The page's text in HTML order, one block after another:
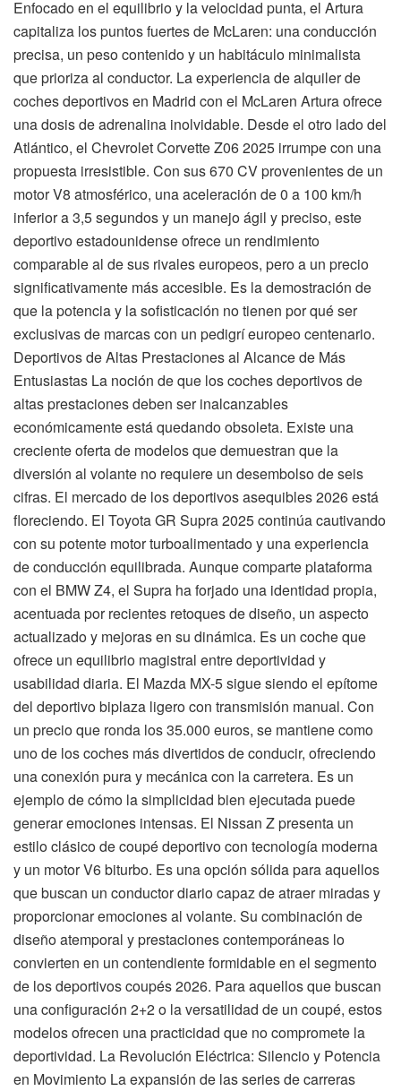
Enfocado en el equilibrio y la velocidad punta, el Artura
capitaliza los puntos fuertes de McLaren: una conducción
precisa, un peso contenido y un habitáculo minimalista
que prioriza al conductor. La experiencia de alquiler de
coches deportivos en Madrid con el McLaren Artura ofrece
una dosis de adrenalina inolvidable. Desde el otro lado del
Atlántico, el Chevrolet Corvette Z06 2025 irrumpe con una
propuesta irresistible. Con sus 670 CV provenientes de un
motor V8 atmosférico, una aceleración de 0 a 100 km/h
inferior a 3,5 segundos y un manejo ágil y preciso, este
deportivo estadounidense ofrece un rendimiento
comparable al de sus rivales europeos, pero a un precio
significativamente más accesible. Es la demostración de
que la potencia y la sofisticación no tienen por qué ser
exclusivas de marcas con un pedigrí europeo centenario.
Deportivos de Altas Prestaciones al Alcance de Más
Entusiastas La noción de que los coches deportivos de
altas prestaciones deben ser inalcanzables
económicamente está quedando obsoleta. Existe una
creciente oferta de modelos que demuestran que la
diversión al volante no requiere un desembolso de seis
cifras. El mercado de los deportivos asequibles 2026 está
floreciendo. El Toyota GR Supra 2025 continúa cautivando
con su potente motor turboalimentado y una experiencia
de conducción equilibrada. Aunque comparte plataforma
con el BMW Z4, el Supra ha forjado una identidad propia,
acentuada por recientes retoques de diseño, un aspecto
actualizado y mejoras en su dinámica. Es un coche que
ofrece un equilibrio magistral entre deportividad y
usabilidad diaria. El Mazda MX-5 sigue siendo el epítome
del deportivo biplaza ligero con transmisión manual. Con
un precio que ronda los 35.000 euros, se mantiene como
uno de los coches más divertidos de conducir, ofreciendo
una conexión pura y mecánica con la carretera. Es un
ejemplo de cómo la simplicidad bien ejecutada puede
generar emociones intensas. El Nissan Z presenta un
estilo clásico de coupé deportivo con tecnología moderna
y un motor V6 biturbo. Es una opción sólida para aquellos
que buscan un conductor diario capaz de atraer miradas y
proporcionar emociones al volante. Su combinación de
diseño atemporal y prestaciones contemporáneas lo
convierten en un contendiente formidable en el segmento
de los deportivos coupés 2026. Para aquellos que buscan
una configuración 2+2 o la versatilidad de un coupé, estos
modelos ofrecen una practicidad que no compromete la
deportividad. La Revolución Eléctrica: Silencio y Potencia
en Movimiento La expansión de las series de carreras